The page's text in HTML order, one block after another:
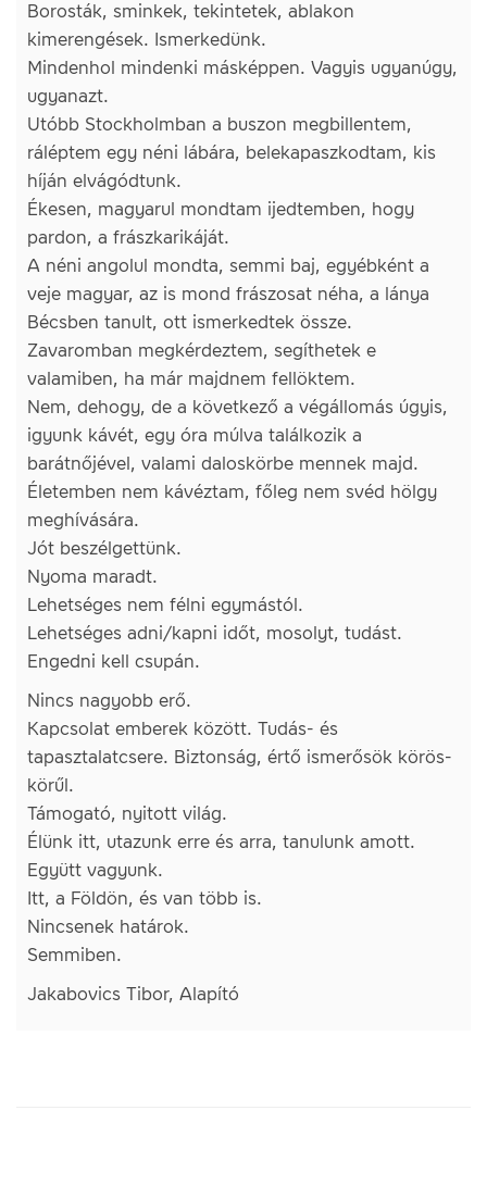
Borosták, sminkek, tekintetek, ablakon
kimerengések. Ismerkedünk.
Mindenhol mindenki másképpen. Vagyis ugyanúgy,
ugyanazt.
Utóbb Stockholmban a buszon megbillentem,
ráléptem egy néni lábára, belekapaszkodtam, kis
híján elvágódtunk.
Ékesen, magyarul mondtam ijedtemben, hogy
pardon, a frászkarikáját.
A néni angolul mondta, semmi baj, egyébként a
veje magyar, az is mond frászosat néha, a lánya
Bécsben tanult, ott ismerkedtek össze.
Zavaromban megkérdeztem, segíthetek e
valamiben, ha már majdnem fellöktem.
Nem, dehogy, de a következő a végállomás úgyis,
igyunk kávét, egy óra múlva találkozik a
barátnőjével, valami daloskörbe mennek majd.
Életemben nem kávéztam, főleg nem svéd hölgy
meghívására.
Jót beszélgettünk.
Nyoma maradt.
Lehetséges nem félni egymástól.
Lehetséges adni/kapni időt, mosolyt, tudást.
Engedni kell csupán.
Nincs nagyobb erő.
Kapcsolat emberek között. Tudás- és
tapasztalatcsere. Biztonság, értő ismerősök körös-
körűl.
Támogató, nyitott világ.
Élünk itt, utazunk erre és arra, tanulunk amott.
Együtt vagyunk.
Itt, a Földön, és van több is.
Nincsenek határok.
Semmiben.
Jakabovics Tibor, Alapító